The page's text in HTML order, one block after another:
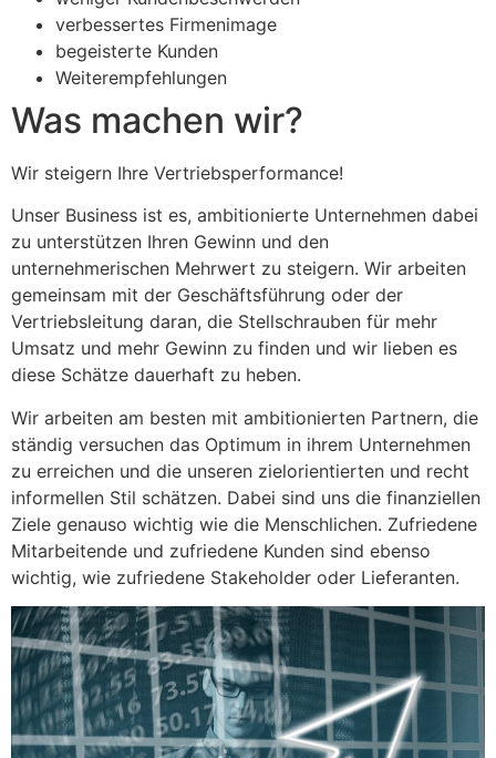
verbessertes Firmenimage
begeisterte Kunden
Weiterempfehlungen
Was machen wir?
Wir steigern Ihre Vertriebsperformance!
Unser Business ist es, ambitionierte Unternehmen dabei
zu unterstützen Ihren Gewinn und den
unternehmerischen Mehrwert zu steigern. Wir arbeiten
gemeinsam mit der Geschäftsführung oder der
Vertriebsleitung daran, die Stellschrauben für mehr
Umsatz und mehr Gewinn zu finden und wir lieben es
diese Schätze dauerhaft zu heben.
Wir arbeiten am besten mit ambitionierten Partnern, die
ständig versuchen das Optimum in ihrem Unternehmen
zu erreichen und die unseren zielorientierten und recht
informellen Stil schätzen. Dabei sind uns die finanziellen
Ziele genauso wichtig wie die Menschlichen. Zufriedene
Mitarbeitende und zufriedene Kunden sind ebenso
wichtig, wie zufriedene Stakeholder oder Lieferanten.